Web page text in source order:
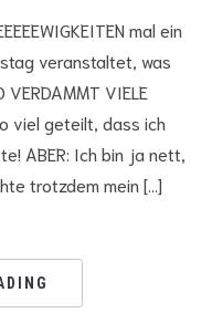
mal ein
veranstaltet, was
VIELE
viel geteilt, dass ich
ABER: Ich bin ja nett,
trotzdem mein […]